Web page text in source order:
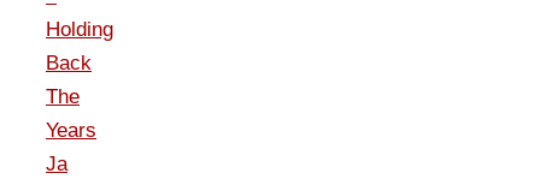
Holding
Back
The
Years
Ja